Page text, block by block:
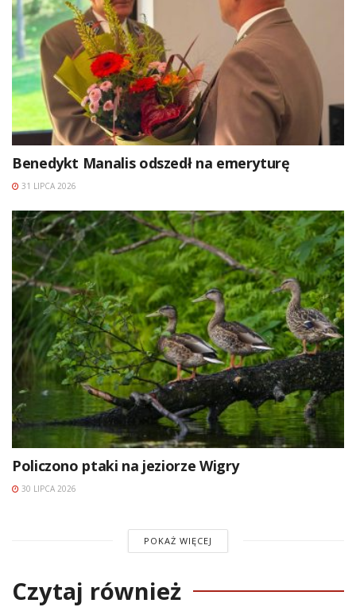
Benedykt Manalis odszedł na emeryturę
31 LIPCA 2026
Policzono ptaki na jeziorze Wigry
30 LIPCA 2026
POKAŻ WIĘCEJ
Czytaj również